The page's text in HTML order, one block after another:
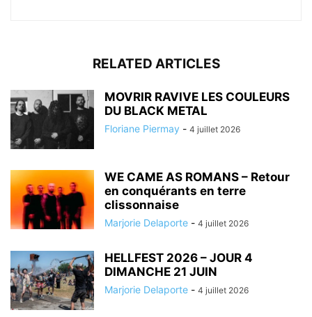
RELATED ARTICLES
MOVRIR RAVIVE LES COULEURS
DU BLACK METAL
Floriane Piermay - 4 juillet 2026
WE CAME AS ROMANS – Retour
en conquérants en terre
clissonnaise
Marjorie Delaporte - 4 juillet 2026
HELLFEST 2026 – JOUR 4
DIMANCHE 21 JUIN
Marjorie Delaporte - 4 juillet 2026